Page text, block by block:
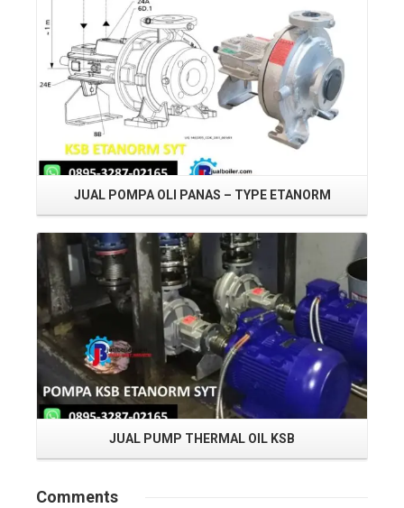
JUAL POMPA OLI PANAS – TYPE ETANORM
JUAL PUMP THERMAL OIL KSB
Comments